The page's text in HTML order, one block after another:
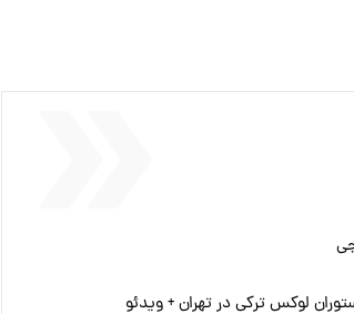
لوکس ترکی در تهران + ویدئو